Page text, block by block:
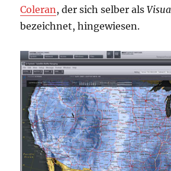
Coleran, der sich selber als
bezeichnet, hingewiesen.